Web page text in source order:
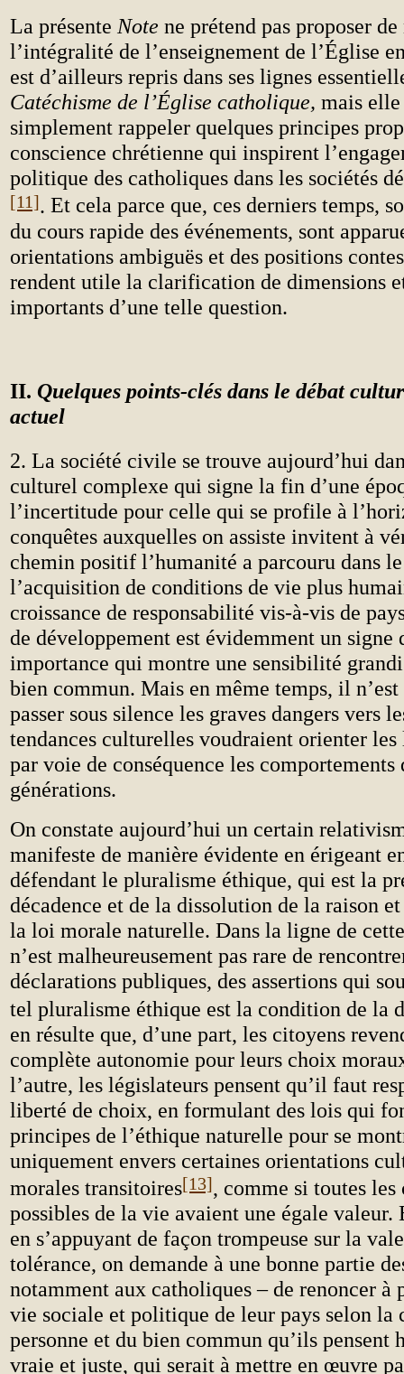
La présente Note ne prétend pas proposer
l’intégralité de l’enseignement de l’Église
est d’ailleurs repris dans ses lignes
Catéchisme de l’Église catholique, mais
simplement rappeler quelques principes
conscience chrétienne qui inspirent
politique des catholiques dans les sociétés
[11]. Et cela parce que, ces derniers temps,
du cours rapide des événements, sont
orientations ambiguës et des positions
rendent utile la clarification de dimensions
importants d’une telle question.
II. Quelques points-clés dans le débat
actuel
2. La société civile se trouve aujourd’hui
culturel complexe qui signe la fin d’une
l’incertitude pour celle qui se profile à
conquêtes auxquelles on assiste invitent à
chemin positif l’humanité a parcouru dans
l’acquisition de conditions de vie plus
croissance de responsabilité vis-à-vis de
de développement est évidemment un signe
importance qui montre une sensibilité
bien commun. Mais en même temps, il n’est
passer sous silence les graves dangers vers
tendances culturelles voudraient orienter
par voie de conséquence les comportements
générations.
On constate aujourd’hui un certain
manifeste de manière évidente en érigeant
défendant le pluralisme éthique, qui est la
décadence et de la dissolution de la raison
la loi morale naturelle. Dans la ligne de
n’est malheureusement pas rare de
déclarations publiques, des assertions qui
tel pluralisme éthique est la condition de la
en résulte que, d’une part, les citoyens
complète autonomie pour leurs choix
l’autre, les législateurs pensent qu’il faut
liberté de choix, en formulant des lois qui
principes de l’éthique naturelle pour se
uniquement envers certaines orientations
morales transitoires[13], comme si toutes les
possibles de la vie avaient une égale valeur.
en s’appuyant de façon trompeuse sur la
tolérance, on demande à une bonne partie
notamment aux catholiques – de renoncer à
vie sociale et politique de leur pays selon la
personne et du bien commun qu’ils pensent
vraie et juste, qui serait à mettre en œuvre